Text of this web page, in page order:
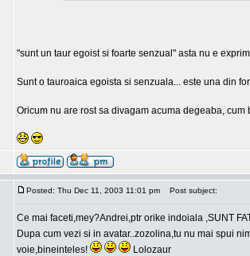
"sunt un taur egoist si foarte senzual" asta nu e
Sunt o tauroaica egoista si senzuala... este una din
Oricum nu are rost sa divagam acuma degeaba,
Posted: Thu Dec 11, 2003 11:01 pm Post subject:
Ce mai faceti,mey?Andrei,ptr orike indoiala ,SUNT
Dupa cum vezi si in avatar..zozolina,tu nu mai spui
voie,bineinteles!
Lolozaur